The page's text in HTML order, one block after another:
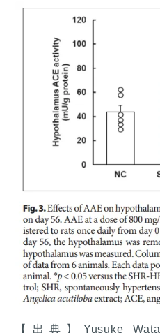
【出典】Yusuke